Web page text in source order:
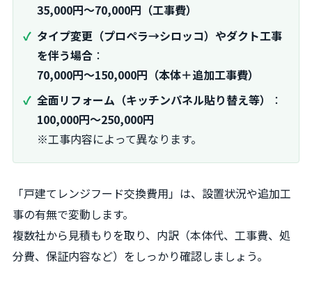
35,000円～70,000円（工事費）
タイプ変更（プロペラ→シロッコ）やダクト工事
を伴う場合 ：
70,000円～150,000円（本体＋追加工事費）
全面リフォーム（キッチンパネル貼り替え等）
：
100,000円～250,000円
※工事内容によって異なります。
「戸建てレンジフード交換費用」は、設置状況や追加工
事の有無で変動します。
複数社から見積もりを取り、内訳（本体代、工事費、処
分費、保証内容など）をしっかり確認しましょう。